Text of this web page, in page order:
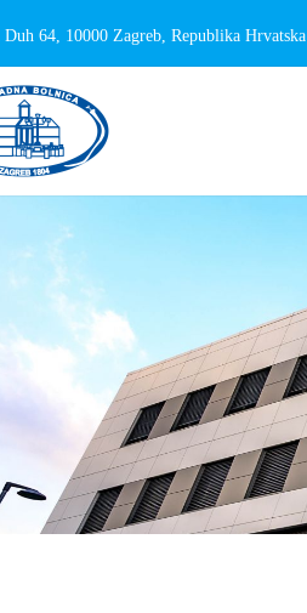
Duh 64, 10000 Zagreb, Republika Hrvatska